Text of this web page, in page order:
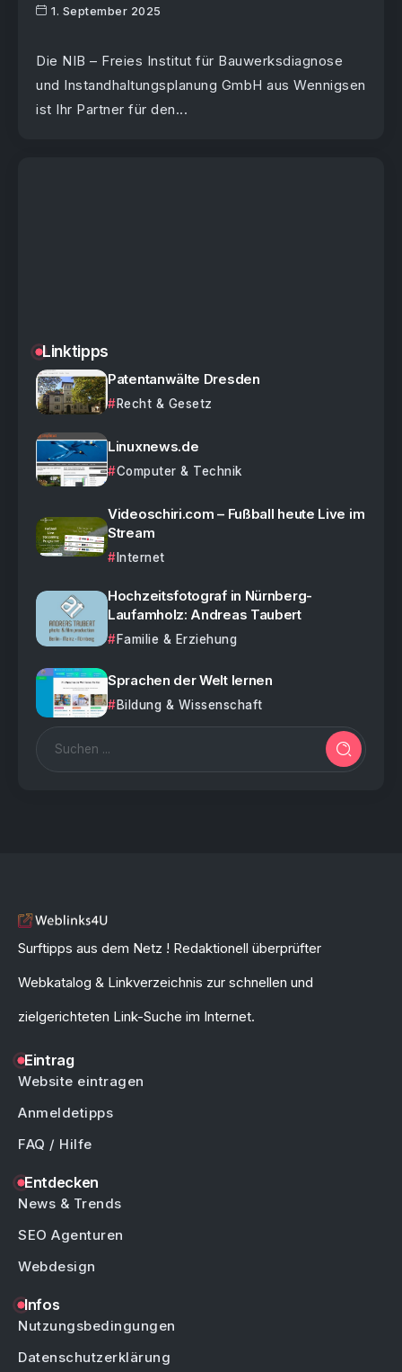
1. September 2025
Die NIB – Freies Institut für Bauwerksdiagnose
und Instandhaltungsplanung GmbH aus Wennigsen
ist Ihr Partner für den...
Linktipps
Patentanwälte Dresden
Recht & Gesetz
Linuxnews.de
Computer & Technik
Videoschiri.com – Fußball heute Live im
Stream
Internet
Hochzeitsfotograf in Nürnberg-
Laufamholz: Andreas Taubert
Familie & Erziehung
Sprachen der Welt lernen
Bildung & Wissenschaft
Surftipps aus dem Netz ! Redaktionell überprüfter
Webkatalog & Linkverzeichnis zur schnellen und
zielgerichteten Link-Suche im Internet.
Eintrag
Website eintragen
Anmeldetipps
FAQ / Hilfe
Entdecken
News & Trends
SEO Agenturen
Webdesign
Infos
Nutzungsbedingungen
Datenschutzerklärung